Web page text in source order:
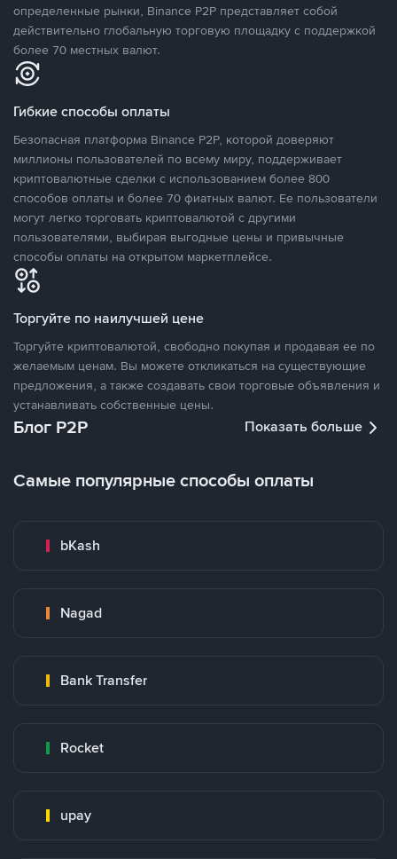
определенные рынки, Binance P2P представляет собой
действительно глобальную торговую площадку с поддержкой
более 70 местных валют.
Гибкие способы оплаты
Безопасная платформа Binance P2P, которой доверяют
миллионы пользователей по всему миру, поддерживает
криптовалютные сделки с использованием более 800
способов оплаты и более 70 фиатных валют. Ее пользователи
могут легко торговать криптовалютой с другими
пользователями, выбирая выгодные цены и привычные
способы оплаты на открытом маркетплейсе.
Торгуйте по наилучшей цене
Торгуйте криптовалютой, свободно покупая и продавая ее по
желаемым ценам. Вы можете откликаться на существующие
предложения, а также создавать свои торговые объявления и
устанавливать собственные цены.
Блог P2P Показать больше
Самые популярные способы оплаты
bKash
Nagad
Bank Transfer
Rocket
upay